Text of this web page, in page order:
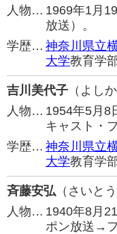
人物… 1969年1月
放送）。
学歴… 神奈川県立
大学教育学
吉川美代子 （よし
人物… 1954年5月8
キャスト・
学歴… 神奈川県立
大学教育学
斉藤安弘 （さいと
人物… 1940年8月
ポン放送→フ